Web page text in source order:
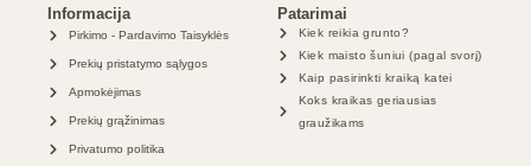
Informacija
Pirkimo - Pardavimo Taisyklės
Prekių pristatymo sąlygos
Apmokėjimas
Prekių grąžinimas
Privatumo politika
Patarimai
Kiek reikia grunto?
Kiek maisto šuniui (pagal svorį)
Kaip pasirinkti kraiką katei
Koks kraikas geriausias
graužikams